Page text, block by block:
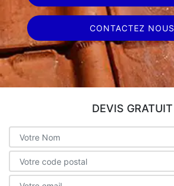
CONTACTEZ NOUS
DEVIS GRATUIT